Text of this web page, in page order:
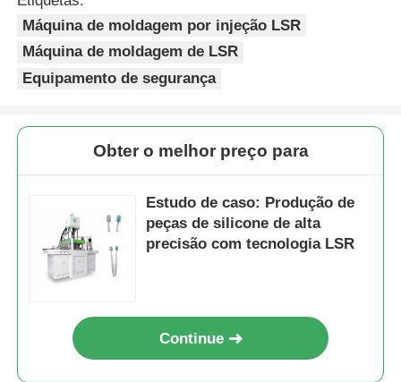
Máquina de moldagem por injeção LSR
Máquina de moldagem de LSR
Equipamento de segurança
Obter o melhor preço para
Estudo de caso: Produção de
peças de silicone de alta
precisão com tecnologia LSR
Continue